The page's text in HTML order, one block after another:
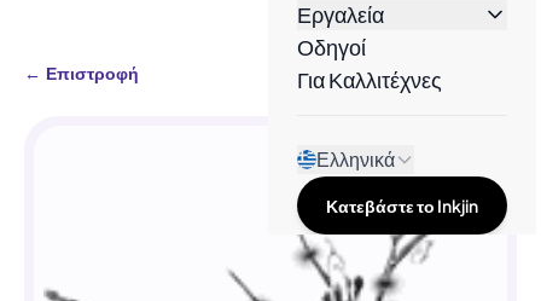
Εργαλεία
Οδηγοί
Για Καλλιτέχνες
Ελληνικά
Κατεβάστε το Inkjin
← Επιστροφή